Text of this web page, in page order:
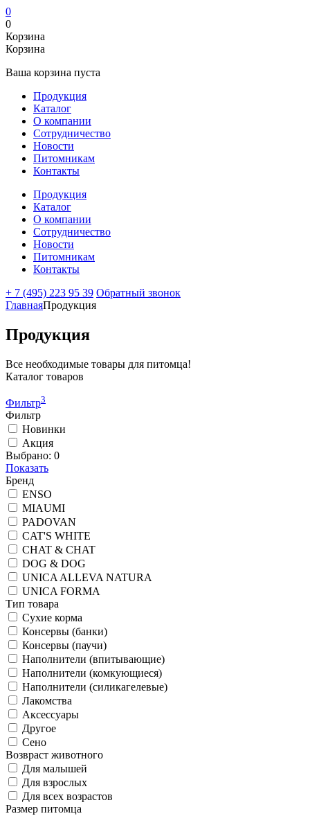
0
0
Корзина
Корзина
Ваша корзина пуста
Продукция
Каталог
О компании
Сотрудничество
Новости
Питомникам
Контакты
Продукция
Каталог
О компании
Сотрудничество
Новости
Питомникам
Контакты
+ 7 (495) 223 95 39 Обратный звонок
ГлавнаяПродукция
Продукция
Все необходимые товары для питомца!
Каталог товаров
Фильтр3
Фильтр
Новинки
Акция
Выбрано: 0
Показать
Бренд
ENSO
MIAUMI
PADOVAN
CAT'S WHITE
CHAT & CHAT
DOG & DOG
UNICA ALLEVA NATURA
UNICA FORMA
Тип товара
Сухие корма
Консервы (банки)
Консервы (паучи)
Наполнители (впитывающие)
Наполнители (комкующиеся)
Наполнители (силикагелевые)
Лакомства
Аксессуары
Другое
Сено
Возвраст животного
Для малышей
Для взрослых
Для всех возрастов
Размер питомца